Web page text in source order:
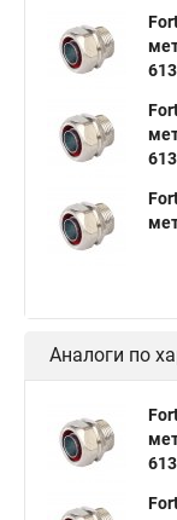
Аналоги по